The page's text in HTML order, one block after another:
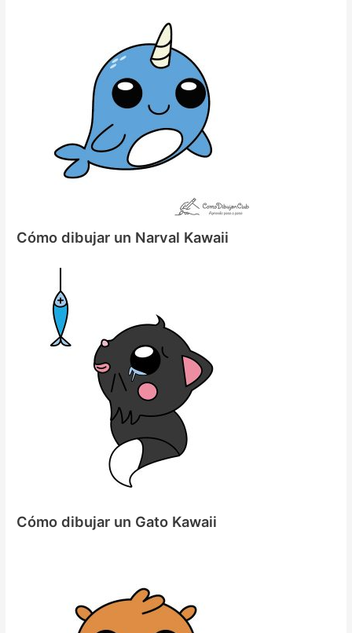
Cómo dibujar un Narval Kawaii
Cómo dibujar un Gato Kawaii